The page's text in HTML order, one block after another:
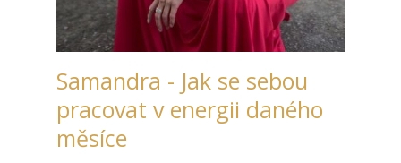
Samandra - Jak se sebou
pracovat v energii daného
měsíce